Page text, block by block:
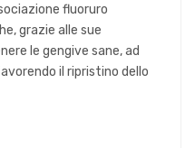
fluoruro
grazie alle sue
le gengive sane, ad
il ripristino dello